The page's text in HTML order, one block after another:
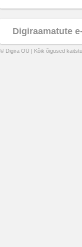
Digiraamatute
© Digira OÜ | Kõik õigused